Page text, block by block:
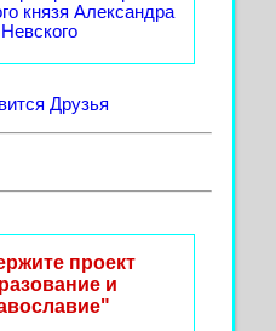
князя Александра
Невского
Друзья
проект
и